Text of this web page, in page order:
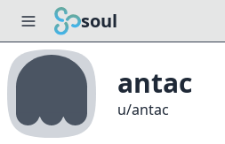
soul
antac
u/antac